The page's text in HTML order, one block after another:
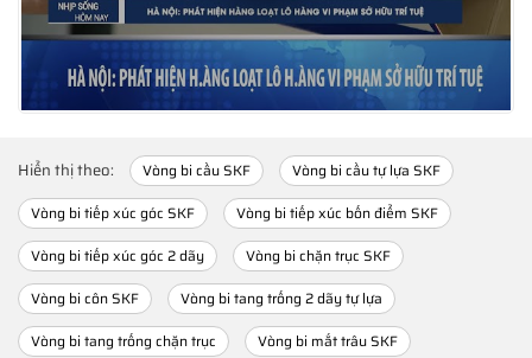
Hiển thị theo: Vòng bi cầu SKF
Vòng bi cầu tự lựa SKF
Vòng bi tiếp xúc góc SKF
Vòng bi tiếp xúc bốn điểm SKF
Vòng bi tiếp xúc góc 2 dãy
Vòng bi chặn trục SKF
Vòng bi côn SKF
Vòng bi tang trống 2 dãy tự lựa
Vòng bi tang trống chặn trục
Vòng bi mắt trâu SKF